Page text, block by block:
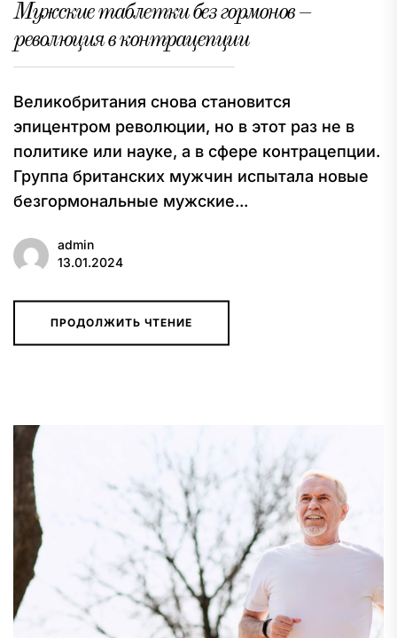
Мужские таблетки без гормонов –
революция в контрацепции
Великобритания снова становится
эпицентром революции, но в этот раз не в
политике или науке, а в сфере контрацепции.
Группа британских мужчин испытала новые
безгормональные мужские...
admin
13.01.2024
ПРОДОЛЖИТЬ ЧТЕНИЕ